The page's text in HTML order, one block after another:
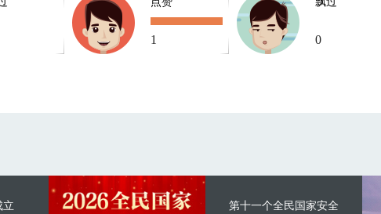
1 0
立
第十一个全民国家安全